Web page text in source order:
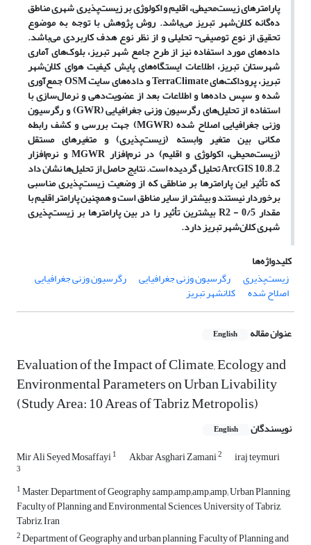
پارامترهای زیست‌محیطی، اقلیم و اکولوژی بر زیست‌پذیری شهری مناطق
ده‌گانه کلان‌شهر تبریز می‌باشد. روش پژوهش با توجه به موضوع
تحقیق از نوع توصیفی- تحلیلی و از نظر نوع هدف کاربردی می‌باشد.
داده‌های مورد استفاده نیز از طرح جامع شهر تبریز، بلوک‌های آماری
شهرستان تبریز، اطلاعات ایستگاه‌های پایش کیفیت هوای کلان‌شهر
تبریز، پروداکت‌های TerraClimate و داده‌های سایت OSM جمع‌آوری
شده و سپس داده‌ها و اطلاعات بعد از عضویت‌دهی و نرمال‌سازی با
استفاده از تحلیل‌های رگرسیون وزنی جغرافیایی (GWR) و رگرسیون
وزنی جغرافیایی اصلاح شده (MGWR) جهت بررسی و کشف رابطه
مکانی بین متغیر وابسته (زیست‌پذیری) و متغیرهای مستقل
(زیست‌محیطی، اکولوژی و اقلیم) در نرم‌افزار MGWR و نرم‌افزار
ArcGIS 10.8.2 تحلیل گردیده است. نتایج حاصل از تحلیل‌ها نشان داد
که تأثیر این پارامترها بر مناطقی که از وضعیت زیست‌پذیری مناسبی
برخوردار نیستند و بیشتر از سایر مناطق است و همچنین پارامتر اقلیم با
مقدار R2 - 0/5 بیشترین تأثیر را در بین پارامترها بر زیست‌پذیری
شهری کلان‌شهر تبریز دارد.
کلیدواژه‌ها
زیست‌پذیری
رگرسیون وزنی جغرافیایی رگرسیون وزنی جغرافیایی
اصلاح شده کلانشهر تبریز
عنوان مقاله English
Evaluation of the Impact of Climate, Ecology and
Environmental Parameters on Urban Livability
(Study Area: 10 Areas of Tabriz Metropolis)
نویسندگان English
Mir Ali Seyed Mosaffayi1 Akbar Asghari Zamani2 iraj teymuri
3
1Master, Department of Geography &amp;amp;amp;amp; Urban Planning,
Faculty of Planning and Environmental Sciences, University of Tabriz,
Tabriz, Iran
2Department of Geography and urban planning, Faculty of Planning and